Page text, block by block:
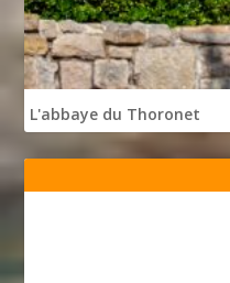
L'abbaye du Thoronet